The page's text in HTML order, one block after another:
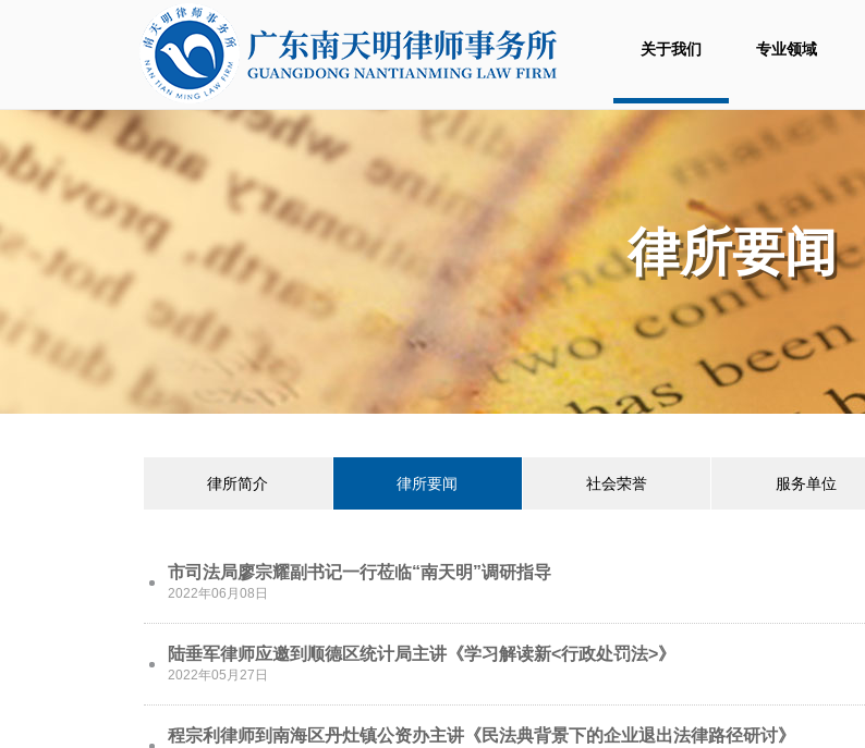
关于我们 专业领域
律所要闻
律所简介 律所要闻 社会荣誉 服务单位
市司法局廖宗耀副书记一行莅临“南天明”调研指导
2022年06月08日
陆垂军律师应邀到顺德区统计局主讲《学习解读新<行政处罚法>》
2022年05月27日
程宗利律师到南海区丹灶镇公资办主讲《民法典背景下的企业退出法律路径研讨》